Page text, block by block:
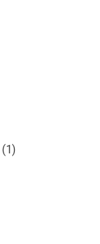
(1)